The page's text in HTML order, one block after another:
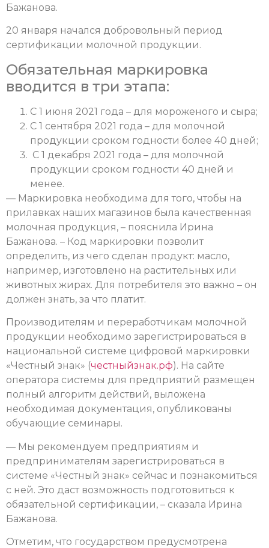
Бажанова.
20 января начался добровольный период
сертификации молочной продукции.
Обязательная маркировка
вводится в три этапа:
С 1 июня 2021 года – для мороженого и сыра;
С 1 сентября 2021 года – для молочной
продукции сроком годности более 40 дней;
С 1 декабря 2021 года – для молочной
продукции сроком годности 40 дней и
менее.
— Маркировка необходима для того, чтобы на
прилавках наших магазинов была качественная
молочная продукция, – пояснила Ирина
Бажанова. – Код маркировки позволит
определить, из чего сделан продукт: масло,
например, изготовлено на растительных или
животных жирах. Для потребителя это важно – он
должен знать, за что платит.
Производителям и переработчикам молочной
продукции необходимо зарегистрироваться в
национальной системе цифровой маркировки
«Честный знак» (честныйзнак.рф). На сайте
оператора системы для предприятий размещен
полный алгоритм действий, выложена
необходимая документация, опубликованы
обучающие семинары.
— Мы рекомендуем предприятиям и
предпринимателям зарегистрироваться в
системе «Честный знак» сейчас и познакомиться
с ней. Это даст возможность подготовиться к
обязательной сертификации, – сказала Ирина
Бажанова.
Отметим, что государством предусмотрена